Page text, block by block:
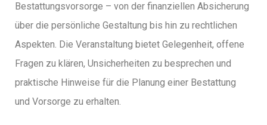
Bestattungsvorsorge – von der finanziellen Absicherung
über die persönliche Gestaltung bis hin zu rechtlichen
Aspekten. Die Veranstaltung bietet Gelegenheit, offene
Fragen zu klären, Unsicherheiten zu besprechen und
praktische Hinweise für die Planung einer Bestattung
und Vorsorge zu erhalten.